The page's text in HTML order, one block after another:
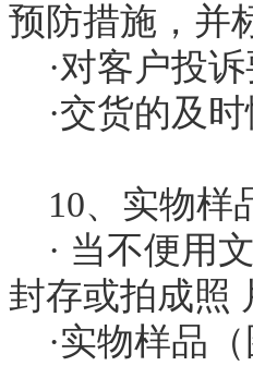
预防措施，并
·对客户投诉
·交货的及时
10、实物样
· 当不便用
封存或拍成照
·实物样品（